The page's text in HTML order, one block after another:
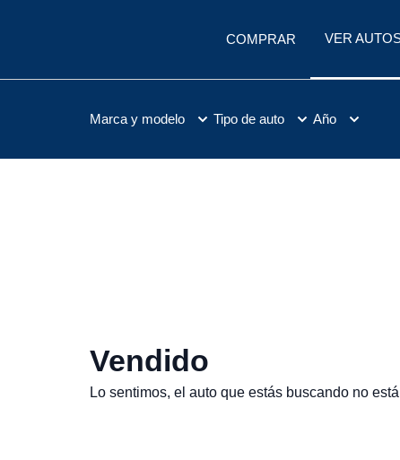
COMPRAR VER
Marca y modelo Tipo de auto Año
Vendido
Lo sentimos, el auto que estás buscando no